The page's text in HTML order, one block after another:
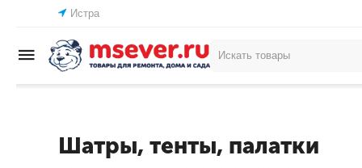
Истра
Шатры, тенты, палатки